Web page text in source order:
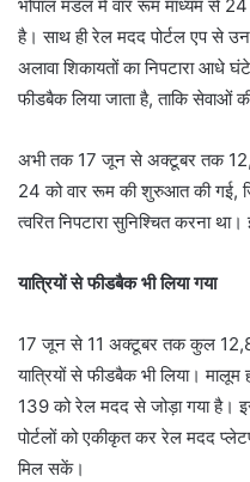
भोपाल मंडल में वार रूम माध्यम से 24
है। साथ ही रेल मदद पोर्टल एप से
अलावा शिकायतों का निपटारा आधे
फीडबैक लिया जाता है, ताकि सेवाओं
अभी तक 17 जून से अक्टूबर तक
24 को वार रूम की शुरुआत की गई,
त्वरित निपटारा सुनिश्चित करना
यात्रियों से फीडबैक भी लिया गया
17 जून से 11 अक्टूबर तक कुल
यात्रियों से फीडबैक भी लिया। मालूम
139 को रेल मदद से जोड़ा गया है।
पोर्टलों को एकीकृत कर रेल मदद
मिल सकें।